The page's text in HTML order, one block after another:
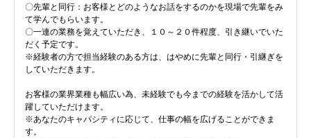
〇先輩と同行：お客様とどのようなお話をするのかを現場で先輩をみ
て学んでもらいます。
〇一連の業務を覚えていただき、１０～２０件程度、引き継いでいた
だく予定です。
※経験者の方で担当経験のある方は、はやめに先輩と同行・引継ぎを
していただきます。
お客様の業界業種も幅広い為、未経験でも今までの経験を活かして活
躍していただけます。
※あなたのキャパシティに応じて、仕事の幅を広げることができま
す。